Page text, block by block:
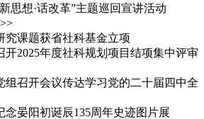
思想·话改革”主题巡回宣讲活动
究课题获省社科基金立项
开2025年度社科规划项目结项集中评审
组召开会议传达学习党的二十届四中全
念晏阳初诞辰135周年史迹图片展